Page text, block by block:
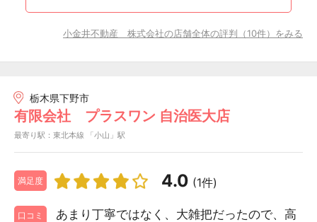
小金井不動産 株式会社の店舗全体の評判（10件）をみる
栃木県下野市
有限会社 プラスワン 自治医大店
最寄り駅：東北本線 「小山」駅
満足度 4.0 (1件)
口コミ
あまり丁寧ではなく、大雑把だったので、高